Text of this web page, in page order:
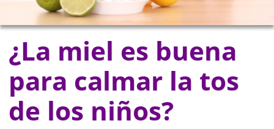
¿La miel es buena
para calmar la tos
de los niños?